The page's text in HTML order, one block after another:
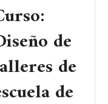
de
de
de